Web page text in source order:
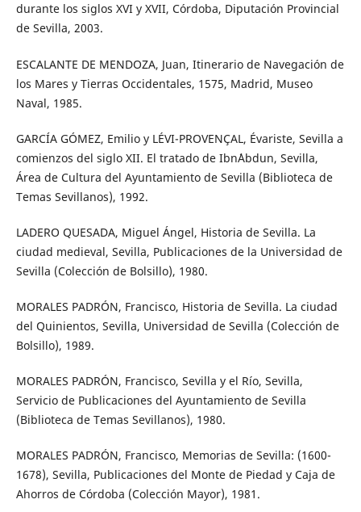
durante los siglos XVI y XVII, Córdoba, Diputación Provincial
de Sevilla, 2003.
ESCALANTE DE MENDOZA, Juan, Itinerario de Navegación de
los Mares y Tierras Occidentales, 1575, Madrid, Museo
Naval, 1985.
GARCÍA GÓMEZ, Emilio y LÉVI-PROVENÇAL, Évariste, Sevilla a
comienzos del siglo XII. El tratado de Ibn´Abdun, Sevilla,
Área de Cultura del Ayuntamiento de Sevilla (Biblioteca de
Temas Sevillanos), 1992.
LADERO QUESADA, Miguel Ángel, Historia de Sevilla. La
ciudad medieval, Sevilla, Publicaciones de la Universidad de
Sevilla (Colección de Bolsillo), 1980.
MORALES PADRÓN, Francisco, Historia de Sevilla. La ciudad
del Quinientos, Sevilla, Universidad de Sevilla (Colección de
Bolsillo), 1989.
MORALES PADRÓN, Francisco, Sevilla y el Río, Sevilla,
Servicio de Publicaciones del Ayuntamiento de Sevilla
(Biblioteca de Temas Sevillanos), 1980.
MORALES PADRÓN, Francisco, Memorias de Sevilla: (1600-
1678), Sevilla, Publicaciones del Monte de Piedad y Caja de
Ahorros de Córdoba (Colección Mayor), 1981.